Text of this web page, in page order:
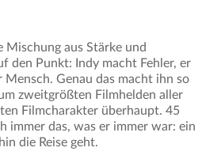
Mischung aus Stärke und
den Punkt: Indy macht Fehler, er
Genau das macht ihn so
zweitgrößten Filmhelden aller
Filmcharakter überhaupt. 45
immer das, was er immer war: ein
die Reise geht.